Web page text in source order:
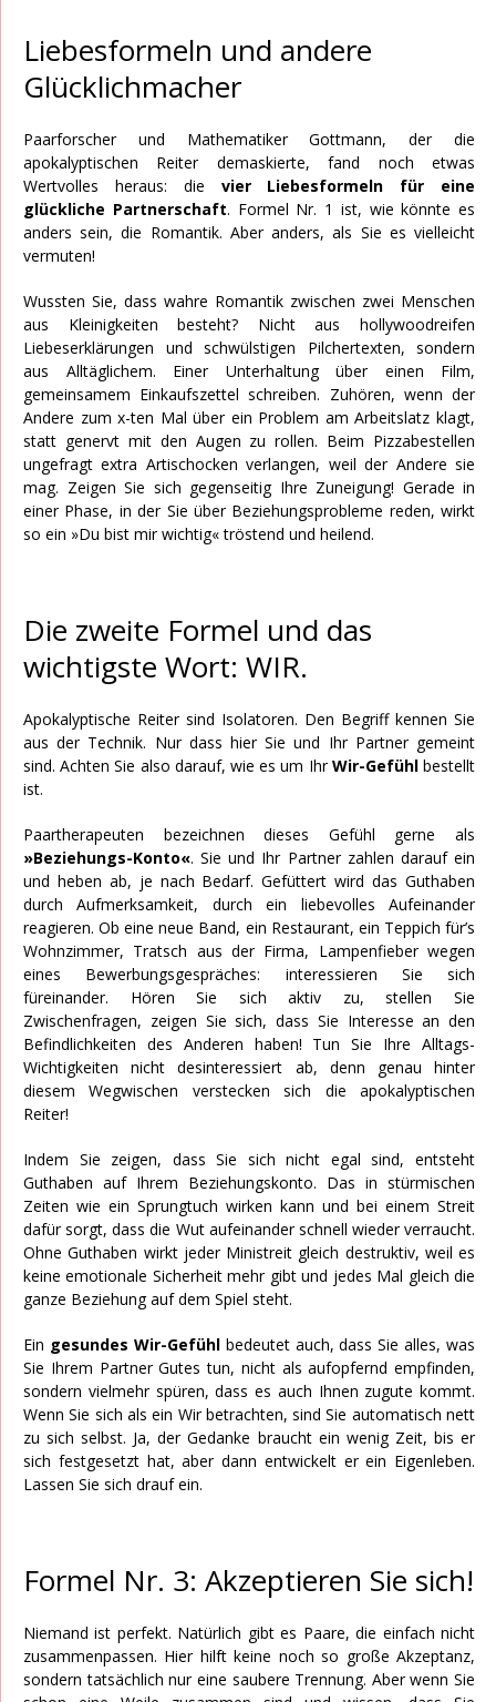
Liebesformeln und andere
Glücklichmacher
Paarforscher und Mathematiker Gottmann, der die
apokalyptischen Reiter demaskierte, fand noch etwas
Wertvolles heraus: die vier Liebesformeln für eine
glückliche Partnerschaft. Formel Nr. 1 ist, wie könnte es
anders sein, die Romantik. Aber anders, als Sie es vielleicht
vermuten!
Wussten Sie, dass wahre Romantik zwischen zwei Menschen
aus Kleinigkeiten besteht? Nicht aus hollywoodreifen
Liebeserklärungen und schwülstigen Pilchertexten, sondern
aus Alltäglichem. Einer Unterhaltung über einen Film,
gemeinsamem Einkaufszettel schreiben. Zuhören, wenn der
Andere zum x-ten Mal über ein Problem am Arbeitslatz klagt,
statt genervt mit den Augen zu rollen. Beim Pizzabestellen
ungefragt extra Artischocken verlangen, weil der Andere sie
mag. Zeigen Sie sich gegenseitig Ihre Zuneigung! Gerade in
einer Phase, in der Sie über Beziehungsprobleme reden, wirkt
so ein »Du bist mir wichtig« tröstend und heilend.
Die zweite Formel und das
wichtigste Wort: WIR.
Apokalyptische Reiter sind Isolatoren. Den Begriff kennen Sie
aus der Technik. Nur dass hier Sie und Ihr Partner gemeint
sind. Achten Sie also darauf, wie es um IhrWir-Gefühlbestellt
ist.
Paartherapeuten bezeichnen dieses Gefühl gerne als
»Beziehungs-Konto«. Sie und Ihr Partner zahlen darauf ein
und heben ab, je nach Bedarf. Gefüttert wird das Guthaben
durch Aufmerksamkeit, durch ein liebevolles Aufeinander
reagieren. Ob eine neue Band, ein Restaurant, ein Teppich für’s
Wohnzimmer, Tratsch aus der Firma, Lampenfieber wegen
eines Bewerbungsgespräches: interessieren Sie sich
füreinander. Hören Sie sich aktiv zu, stellen Sie
Zwischenfragen, zeigen Sie sich, dass Sie Interesse an den
Befindlichkeiten des Anderen haben! Tun Sie Ihre Alltags-
Wichtigkeiten nicht desinteressiert ab, denn genau hinter
diesem Wegwischen verstecken sich die apokalyptischen
Reiter!
Indem Sie zeigen, dass Sie sich nicht egal sind, entsteht
Guthaben auf Ihrem Beziehungskonto. Das in stürmischen
Zeiten wie ein Sprungtuch wirken kann und bei einem Streit
dafür sorgt, dass die Wut aufeinander schnell wieder verraucht.
Ohne Guthaben wirkt jeder Ministreit gleich destruktiv, weil es
keine emotionale Sicherheit mehr gibt und jedes Mal gleich die
ganze Beziehung auf dem Spiel steht.
Ein gesundes Wir-Gefühlbedeutet auch, dass Sie alles, was
Sie Ihrem Partner Gutes tun, nicht als aufopfernd empfinden,
sondern vielmehr spüren, dass es auch Ihnen zugute kommt.
Wenn Sie sich als ein Wir betrachten, sind Sie automatisch nett
zu sich selbst. Ja, der Gedanke braucht ein wenig Zeit, bis er
sich festgesetzt hat, aber dann entwickelt er ein Eigenleben.
Lassen Sie sich drauf ein.
Formel Nr. 3: Akzeptieren Sie sich!
Niemand ist perfekt. Natürlich gibt es Paare, die einfach nicht
zusammenpassen. Hier hilft keine noch so große Akzeptanz,
sondern tatsächlich nur eine saubere Trennung. Aber wenn Sie